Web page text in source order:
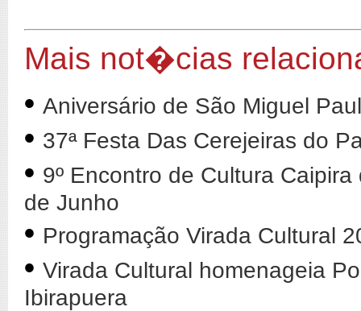
Mais not�cias
• Aniversário de São Miguel
• 37ª Festa Das Cerejeiras do
• 9º Encontro de Cultura
de Junho
• Programação Virada Cultural
• Virada Cultural homenageia
Ibirapuera